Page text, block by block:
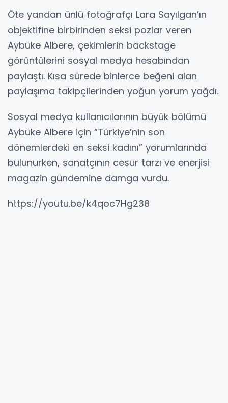
Öte yandan ünlü fotoğrafçı Lara Sayılgan’ın
objektifine birbirinden seksi pozlar veren
Aybüke Albere, çekimlerin backstage
görüntülerini sosyal medya hesabından
paylaştı. Kısa sürede binlerce beğeni alan
paylaşıma takipçilerinden yoğun yorum yağdı.
Sosyal medya kullanıcılarının büyük bölümü
Aybüke Albere için “Türkiye’nin son
dönemlerdeki en seksi kadını” yorumlarında
bulunurken, sanatçının cesur tarzı ve enerjisi
magazin gündemine damga vurdu.
https://youtu.be/k4qoc7Hg238